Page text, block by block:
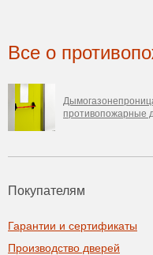
Все о
противопожарные
Покупателям
Гарантии и сертификаты
Производство дверей